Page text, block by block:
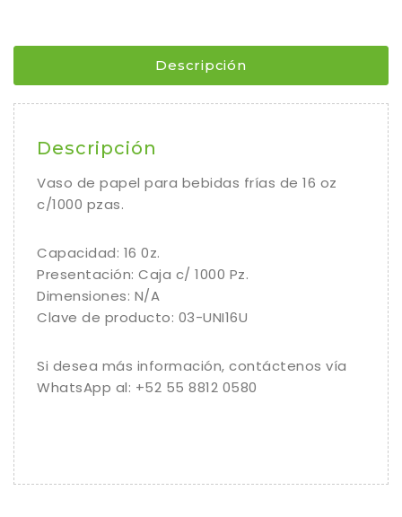
Descripción
Descripción
Vaso de papel para bebidas frías de 16 oz
c/1000 pzas.
Capacidad: 16 0z.
Presentación: Caja c/ 1000 Pz.
Dimensiones: N/A
Clave de producto: 03-UNI16U
Si desea más información, contáctenos vía
WhatsApp al: +52 55 8812 0580